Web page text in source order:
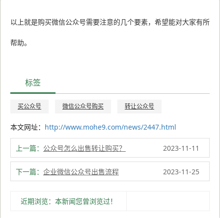
以上就是购买微信公众号需要注意的几个要素，希望能对大家有所
帮助。
标签
买公众号 微信公众号购买 转让公众号
本文网址： http://www.mohe9.com/news/2447.html
上一篇： 公众号怎么出售转让购买？ 2023-11-11
下一篇： 企业微信公众号出售流程 2023-11-25
近期浏览：本新闻您曾浏览过！